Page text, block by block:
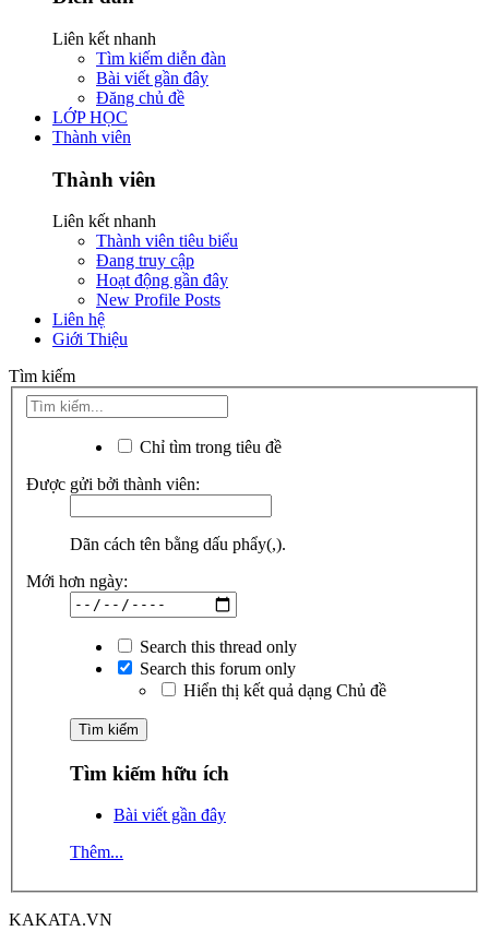
Liên kết nhanh
Tìm kiếm diễn đàn
Bài viết gần đây
Đăng chủ đề
LỚP HỌC
Thành viên
Thành viên
Liên kết nhanh
Thành viên tiêu biểu
Đang truy cập
Hoạt động gần đây
New Profile Posts
Liên hệ
Giới Thiệu
Tìm kiếm
Chỉ tìm trong tiêu đề
Được gửi bởi thành viên:
Dãn cách tên bằng dấu phẩy(,).
Mới hơn ngày:
Search this thread only
Search this forum only
Hiển thị kết quả dạng Chủ đề
Tìm kiếm hữu ích
Bài viết gần đây
Thêm...
KAKATA.VN